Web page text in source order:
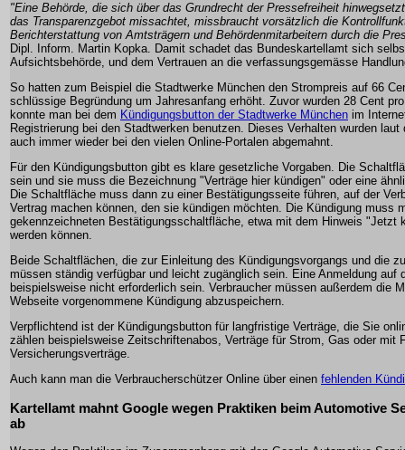
"Eine Behörde, die sich über das Grundrecht der Pressefreiheit
das Transparenzgebot missachtet, missbraucht vorsätzlich die
Berichterstattung von Amtsträgern und Behördenmitarbeitern durch die
Dipl. Inform. Martin Kopka. Damit schadet das Bundeskartellamt sich
Aufsichtsbehörde, und dem Vertrauen an die verfassungsgemässe
So hatten zum Beispiel die Stadtwerke München den Strompreis auf 66
schlüssige Begründung um Jahresanfang erhöht. Zuvor wurden 28 Cent
konnte man bei dem Kündigungsbutton der Stadtwerke München im
Registrierung bei den Stadtwerken benutzen. Dieses Verhalten wurden laut
auch immer wieder bei den vielen Online-Portalen abgemahnt.
Für den Kündigungsbutton gibt es klare gesetzliche Vorgaben. Die
sein und sie muss die Bezeichnung "Verträge hier kündigen" oder eine
Die Schaltfläche muss dann zu einer Bestätigungsseite führen, auf der
Vertrag machen können, den sie kündigen möchten. Die Kündigung muss
gekennzeichneten Bestätigungsschaltfläche, etwa mit dem Hinweis "Jetzt
werden können.
Beide Schaltflächen, die zur Einleitung des Kündigungsvorgangs und die
müssen ständig verfügbar und leicht zugänglich sein. Eine Anmeldung auf
beispielsweise nicht erforderlich sein. Verbraucher müssen außerdem die
Webseite vorgenommene Kündigung abzuspeichern.
Verpflichtend ist der Kündigungsbutton für langfristige Verträge, die Sie
zählen beispielsweise Zeitschriftenabos, Verträge für Strom, Gas oder mit
Versicherungsverträge.
Auch kann man die Verbraucherschützer Online über einen fehlenden
Kartellamt mahnt Google wegen Praktiken beim Automotive
ab